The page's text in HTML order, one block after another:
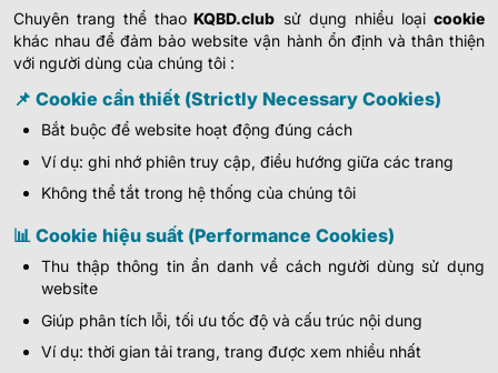
Chuyên trang thể thao KQBD.club sử dụng nhiều loạicookie
khác nhau để đảm bảo website vận hành ổn định và thân thiện
với người dùng của chúng tôi :
📌 Cookie cần thiết (Strictly Necessary Cookies)
Bắt buộc để website hoạt động đúng cách
Ví dụ: ghi nhớ phiên truy cập, điều hướng giữa các trang
Không thể tắt trong hệ thống của chúng tôi
📊 Cookie hiệu suất (Performance Cookies)
Thu thập thông tin ẩn danh về cách người dùng sử dụng
website
Giúp phân tích lỗi, tối ưu tốc độ và cấu trúc nội dung
Ví dụ: thời gian tải trang, trang được xem nhiều nhất